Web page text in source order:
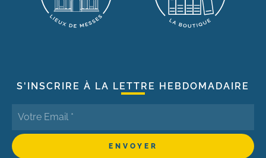
S'INSCRIRE À LA LETTRE HEBDOMADAIRE